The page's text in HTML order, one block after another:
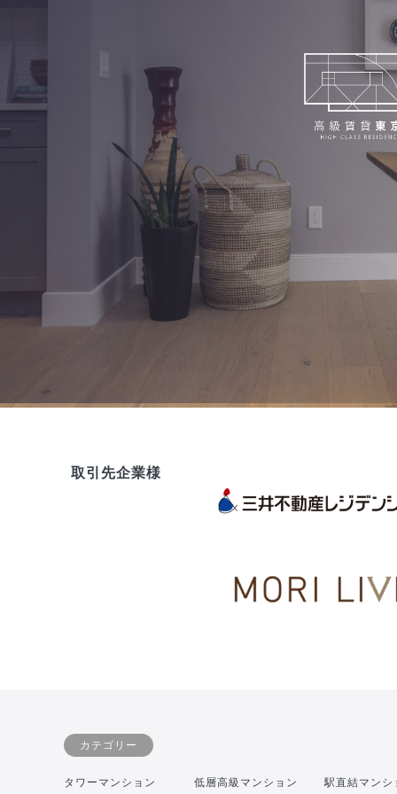
取引先企業様
カテゴリー
タワーマンション 低層高級マンション 駅直結マンシ